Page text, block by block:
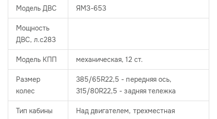
Модель ДВС ЯМЗ-653
Мощность
ДВС, л.с283
Модель КПП механическая, 12 ст.
Размер
колес
385/65R22,5 - передняя ось,
315/80R22,5 - задняя тележка
Тип кабины Над двигателем, трехместная